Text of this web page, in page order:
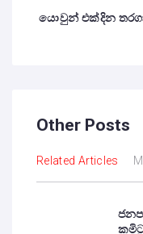
යොවුන් එක්දින
Other Posts
Related Articles